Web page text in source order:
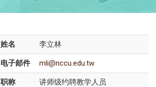
姓名 李立林
电子邮件 mli@nccu.edu.tw
职称 讲师级约聘教学人员